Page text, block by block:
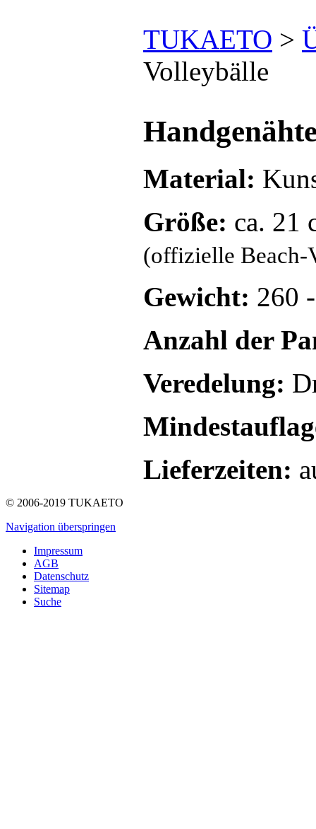
TUKAETO >
Volleybälle
Material:
Größe: ca. 21
(offizielle Beach-
Gewicht: 260
Anzahl der
Veredelung:
Lieferzeiten:
© 2006-2019 TUKAETO
Navigation überspringen
Impressum
AGB
Datenschutz
Sitemap
Suche